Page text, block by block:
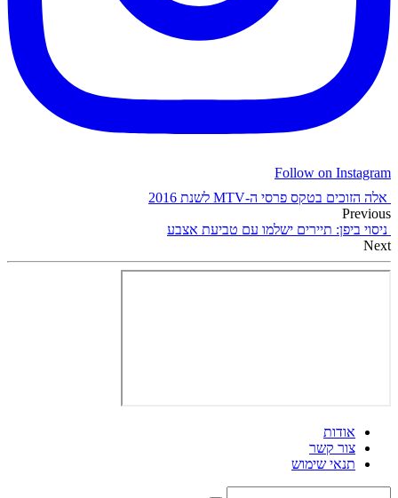
Follow on Instagram
אלה הזוכים בטקס פרסי ה-MTV לשנת 2016
Previous
ניסוי ביפן: תיירים ישלמו עם טביעת אצבע
Next
אודות
צור קשר
תנאי שימוש